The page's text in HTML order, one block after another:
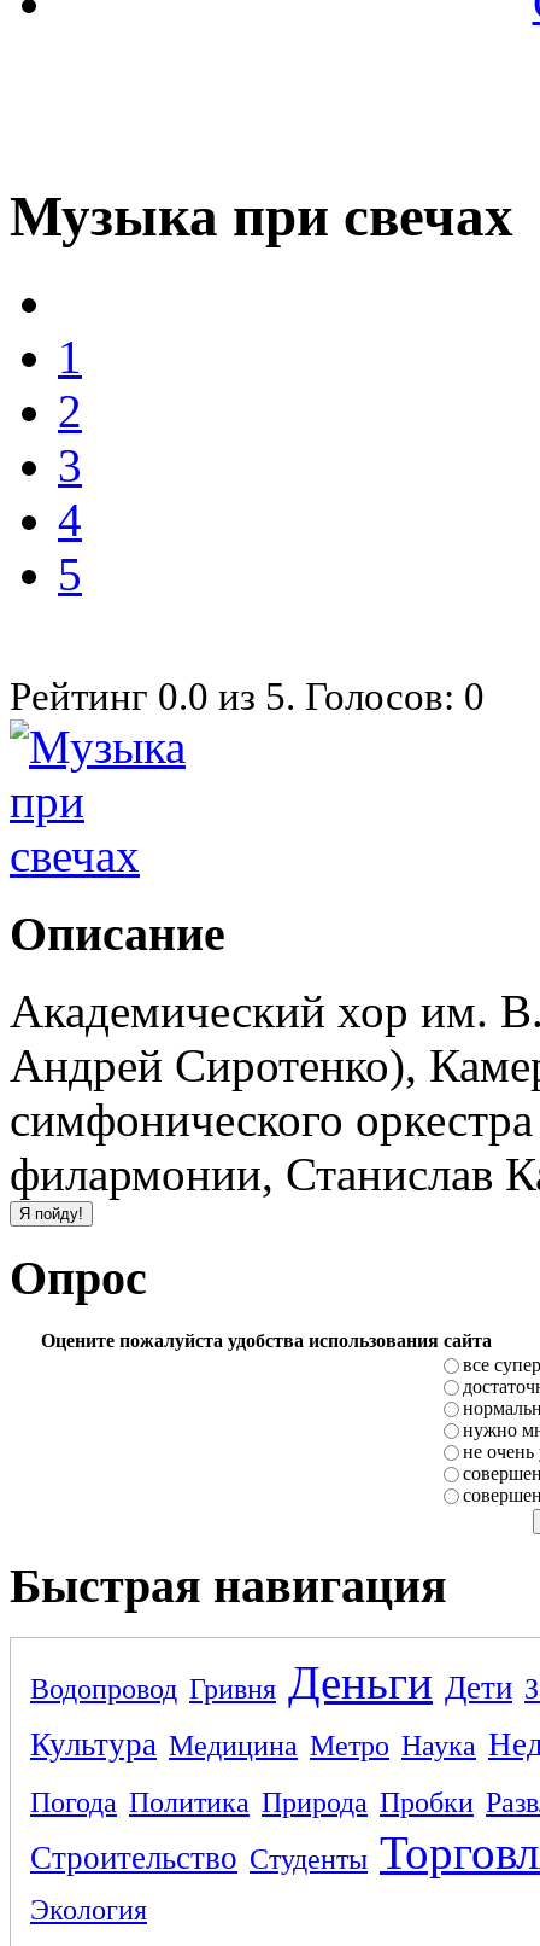
Музыка при свечах
1
2
3
4
5
Рейтинг 0.0 из 5. Голосов: 0
Описание
Академический хор им.
Андрей Сиротенко),
симфонического
филармонии, Станислав
Опрос
Оцените пожалуйста удобства использования сайта
все супер
нужно
не очень
Быстрая навигация
Водопровод Гривня Деньги Дети
Культура Медицина Метро Наука
Погода Политика Природа Пробки
Строительство Студенты
Экология